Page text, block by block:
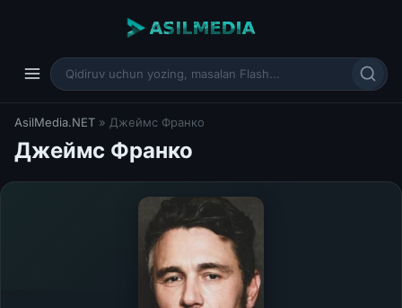
AsilMedia.NET » Джеймс Франко
Джеймс Франко